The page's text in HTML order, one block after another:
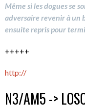
Même si les dogues se
adversaire revenir à un
ensuite repris pour
+++++
http://
N3/AM5 ->